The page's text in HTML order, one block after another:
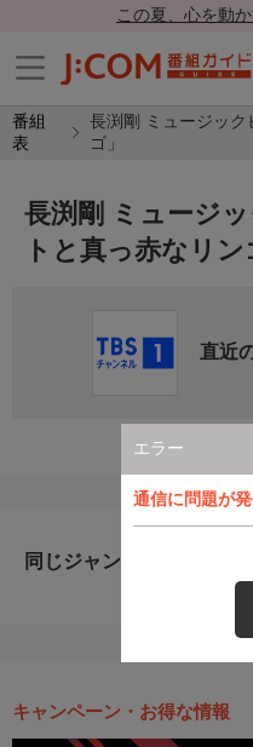
この夏、心を動
番組
表
長渕剛 ミュージック
ゴ」
エラー
通信に問題が
長渕剛 ミュージ
トと真っ赤なリン
直近
同じジャンルのおすすめ番
キャンペーン・お得な情報